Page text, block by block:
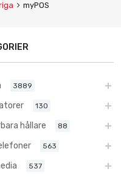
myPOS
3889
130
hållare 88
563
537